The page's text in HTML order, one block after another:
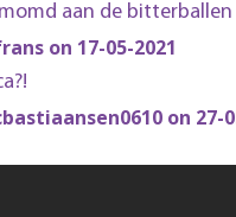
aan de bitterballen
on 17-05-2021
on 27-